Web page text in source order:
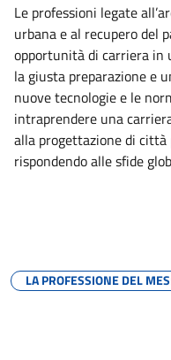
Le professioni legate
urbana e al recupero del
opportunità di carriera in
la giusta preparazione e
nuove tecnologie e le
intraprendere una
alla progettazione di
rispondendo alle sfide
LA PROFESSIONE DEL